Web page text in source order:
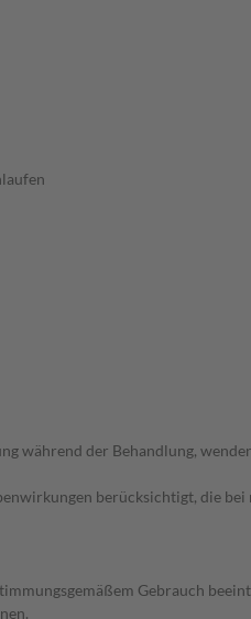
während der Behandlung,
berücksichtigt, die
Gebrauch